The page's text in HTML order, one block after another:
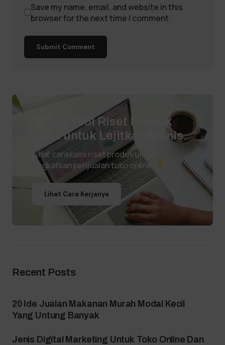
Save my name, email, and website in this
browser for the next time I comment.
Submit Comment
Ini Dia Tool Riset Produk
Laris untuk Lejitkan Bisnis
Lihat cara kami riset produk untuk
tingkatkan penjualan toko online.
Lihat Cara Kerjanya
Recent Posts
20 Ide Jualan Makanan Murah Modal Kecil
Yang Untung Banyak
Jenis Digital Marketing Untuk Toko Online Dan